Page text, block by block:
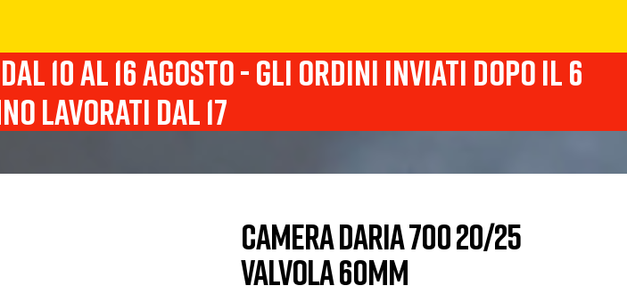
10 al 16 agosto - Gli ordini inviati dopo il 6
lavorati dal 17
CAMERA DARIA 700 20/25
VALVOLA 60MM